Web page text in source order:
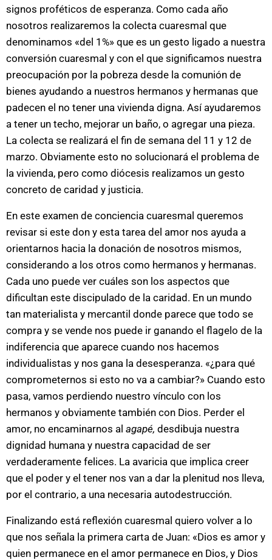
signos proféticos de esperanza. Como cada año
nosotros realizaremos la colecta cuaresmal que
denominamos «del 1%» que es un gesto ligado a nuestra
conversión cuaresmal y con el que significamos nuestra
preocupación por la pobreza desde la comunión de
bienes ayudando a nuestros hermanos y hermanas que
padecen el no tener una vivienda digna. Así ayudaremos
a tener un techo, mejorar un baño, o agregar una pieza.
La colecta se realizará el fin de semana del 11 y 12 de
marzo. Obviamente esto no solucionará el problema de
la vivienda, pero como diócesis realizamos un gesto
concreto de caridad y justicia.
En este examen de conciencia cuaresmal queremos
revisar si este don y esta tarea del amor nos ayuda a
orientarnos hacia la donación de nosotros mismos,
considerando a los otros como hermanos y hermanas.
Cada uno puede ver cuáles son los aspectos que
dificultan este discipulado de la caridad. En un mundo
tan materialista y mercantil donde parece que todo se
compra y se vende nos puede ir ganando el flagelo de la
indiferencia que aparece cuando nos hacemos
individualistas y nos gana la desesperanza. «¿para qué
comprometernos si esto no va a cambiar?» Cuando esto
pasa, vamos perdiendo nuestro vínculo con los
hermanos y obviamente también con Dios. Perder el
amor, no encaminarnos al agapé, desdibuja nuestra
dignidad humana y nuestra capacidad de ser
verdaderamente felices. La avaricia que implica creer
que el poder y el tener nos van a dar la plenitud nos lleva,
por el contrario, a una necesaria autodestrucción.
Finalizando está reflexión cuaresmal quiero volver a lo
que nos señala la primera carta de Juan: «Dios es amor y
quien permanece en el amor permanece en Dios, y Dios